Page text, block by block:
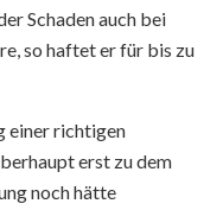
Schaden auch bei
so haftet er für bis zu
einer richtigen
erst zu dem
noch hätte